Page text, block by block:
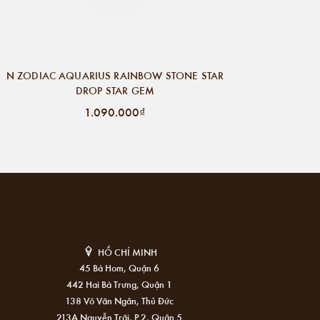
N ZODIAC AQUARIUS RAINBOW STONE STAR
DROP STAR GEM
1.090.000₫
HỒ CHÍ MINH
45 Bà Hom, Quận 6
442 Hai Bà Trưng, Quận 1
138 Võ Văn Ngân, Thủ Đức
213A Nguyễn Trãi, P.2, Quận 5